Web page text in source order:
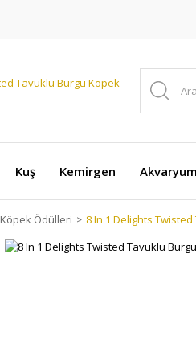
Kuş Kemirgen Akvaryum
Köpek Ödülleri 8 In 1 Delights